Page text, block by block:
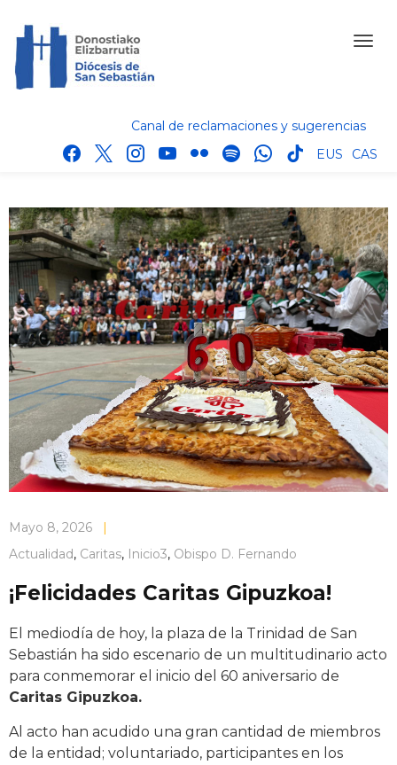
Canal de reclamaciones y sugerencias
facebook
x instagram
youtube
flickr spotifywhatsapp
tik
EUS CAS
Mayo 8, 2026
|
Actualidad, Caritas, Inicio3, Obispo D. Fernando
¡Felicidades Caritas Gipuzkoa!
El mediodía de hoy, la plaza de la Trinidad de San
Sebastián ha sido escenario de un multitudinario acto
para conmemorar el inicio del 60 aniversario de
Caritas Gipuzkoa.
Al acto han acudido una gran cantidad de miembros
de la entidad; voluntariado, participantes en los